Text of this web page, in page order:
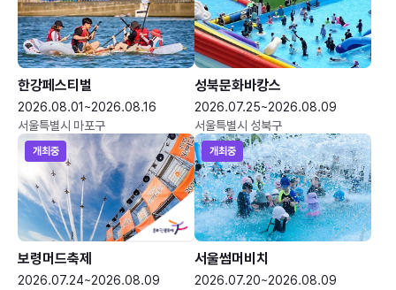
한강페스티벌
2026.08.01~2026.08.16
서울특별시 마포구
성북문화바캉스
2026.07.25~2026.08.09
서울특별시 성북구
개최중
보령머드축제
2026.07.24~2026.08.09
개최중
서울썸머비치
2026.07.20~2026.08.09